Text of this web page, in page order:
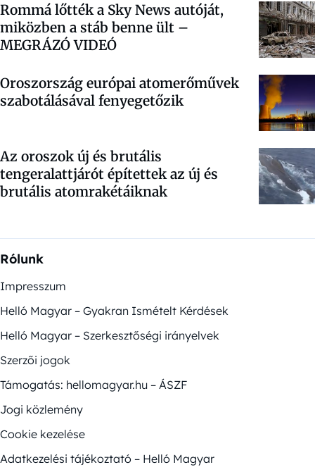
Rommá lőtték a Sky News autóját,
miközben a stáb benne ült –
MEGRÁZÓ VIDEÓ
Oroszország európai atomerőművek
szabotálásával fenyegetőzik
Az oroszok új és brutális
tengeralattjárót építettek az új és
brutális atomrakétáiknak
Rólunk
Impresszum
Helló Magyar – Gyakran Ismételt Kérdések
Helló Magyar – Szerkesztőségi irányelvek
Szerzői jogok
Támogatás: hellomagyar.hu – ÁSZF
Jogi közlemény
Cookie kezelése
Adatkezelési tájékoztató – Helló Magyar